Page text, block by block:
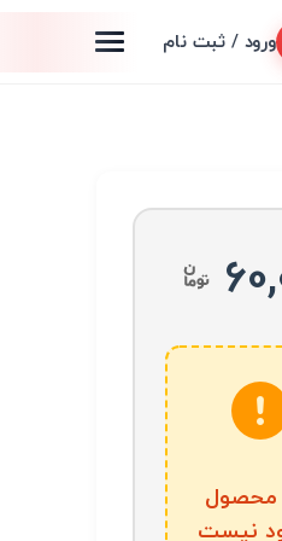
ورود / ثبت نام
محصول
نیست